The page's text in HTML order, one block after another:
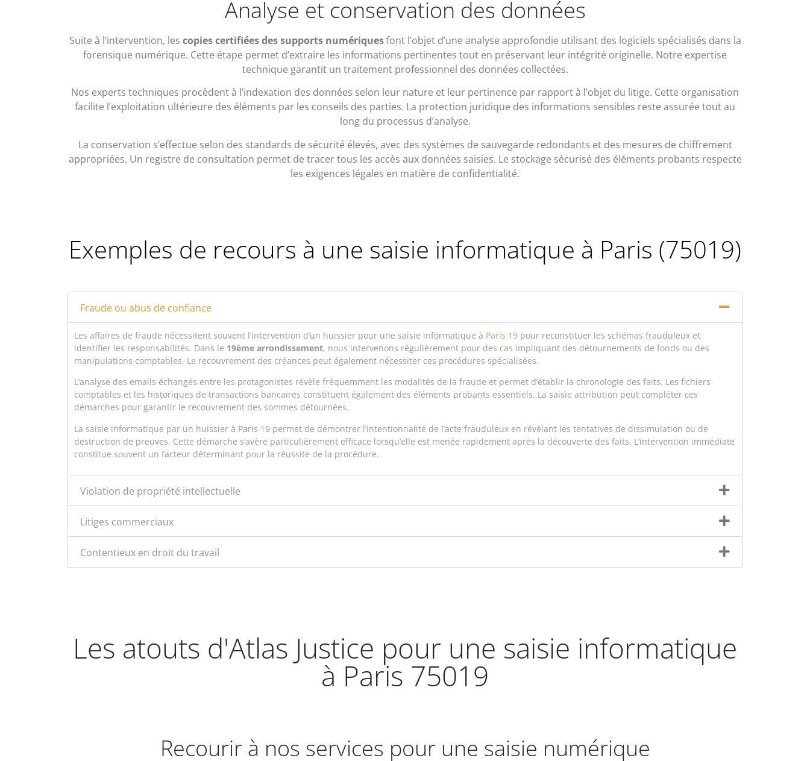
Analyse et conservation des données
Suite à l’intervention, les copies certifiées des supports numériquesfont l’objet d’une analyse approfondie utilisant des logiciels spécialisés dans la
forensique numérique. Cette étape permet d’extraire les informations pertinentes tout en préservant leur intégrité originelle. Notre expertise
technique garantit un traitement professionnel des données collectées.
Nos experts techniques procèdent à l’indexation des données selon leur nature et leur pertinence par rapport à l’objet du litige. Cette organisation
facilite l’exploitation ultérieure des éléments par les conseils des parties. La protection juridique des informations sensibles reste assurée tout au
long du processus d’analyse.
La conservation s’effectue selon des standards de sécurité élevés, avec des systèmes de sauvegarde redondants et des mesures de chiffrement
appropriées. Un registre de consultation permet de tracer tous les accès aux données saisies. Le stockage sécurisé des éléments probants respecte
les exigences légales en matière de confidentialité.
Exemples de recours à une saisie informatique à Paris (75019)
Fraude ou abus de confiance
Les affaires de fraude nécessitent souvent l’intervention d’un huissier pour une saisie informatique à Paris 19 pour reconstituer les schémas frauduleux et
identifier les responsabilités. Dans le 19ème arrondissement, nous intervenons régulièrement pour des cas impliquant des détournements de fonds ou des
manipulations comptables. Le recouvrement des créances peut également nécessiter ces procédures spécialisées.
L’analyse des emails échangés entre les protagonistes révèle fréquemment les modalités de la fraude et permet d’établir la chronologie des faits. Les fichiers
comptables et les historiques de transactions bancaires constituent également des éléments probants essentiels. La saisie attribution peut compléter ces
démarches pour garantir le recouvrement des sommes détournées.
La saisie informatique par un huissier à Paris 19 permet de démontrer l’intentionnalité de l’acte frauduleux en révélant les tentatives de dissimulation ou de
destruction de preuves. Cette démarche s’avère particulièrement efficace lorsqu’elle est menée rapidement après la découverte des faits. L’intervention immédiate
constitue souvent un facteur déterminant pour la réussite de la procédure.
Violation de propriété intellectuelle
Litiges commerciaux
Contentieux en droit du travail
Les atouts d'Atlas Justice pour une saisie informatique
à Paris 75019
Recourir à nos services pour une saisie numérique